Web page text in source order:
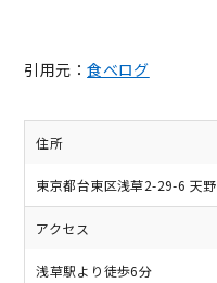
引用元：食べログ
住所
東京都台東区浅草2-29-6 天
アクセス
浅草駅より徒歩6分